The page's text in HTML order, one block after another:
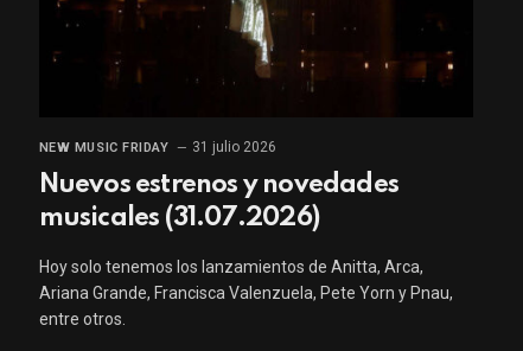
NEW MUSIC FRIDAY 31 julio 2026
Nuevos estrenos y novedades
musicales (31.07.2026)
Hoy solo tenemos los lanzamientos de Anitta, Arca,
Ariana Grande, Francisca Valenzuela, Pete Yorn y Pnau,
entre otros.